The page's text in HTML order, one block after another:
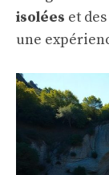
isolées et des
une